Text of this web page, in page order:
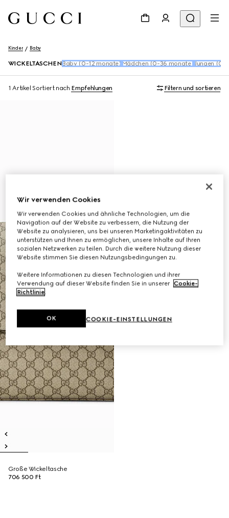
Kinder Baby
WICKELTASCHEN Baby (0-12 monate) Mädchen (0-36 monate) Jungen (0-
1 Artikel Sortiert nach Empfehlungen Filtern und sortieren
Große Wickeltasche
706 500 Ft
Wir verwenden Cookies
Wir verwenden Cookies und ähnliche Technologien, um die
Navigation auf der Website zu verbessern, die Nutzung der
Website zu analysieren, uns bei unseren Marketingaktivitäten zu
unterstützen und Ihnen zu ermöglichen, unsere Inhalte auf Ihren
sozialen Netzwerken zu teilen. Durch die weitere Nutzung dieser
Website stimmen Sie diesen Nutzungsbedingungen zu.
Weitere Informationen zu diesen Technologien und ihrer
Verwendung auf dieser Website finden Sie in unserer Cookie-
Richtlinie.
COOKIE-EINSTELLUNGEN
OK